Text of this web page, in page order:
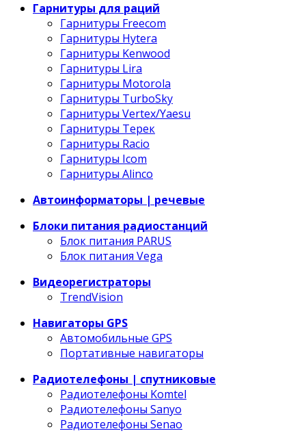
Гарнитуры для раций
Гарнитуры Freecom
Гарнитуры Hytera
Гарнитуры Kenwood
Гарнитуры Lira
Гарнитуры Motorola
Гарнитуры TurboSky
Гарнитуры Vertex/Yaesu
Гарнитуры Терек
Гарнитуры Racio
Гарнитуры Icom
Гарнитуры Alinco
Автоинформаторы | речевые
Блоки питания радиостанций
Блок питания PARUS
Блок питания Vega
Видеорегистраторы
TrendVision
Навигаторы GPS
Автомобильные GPS
Портативные навигаторы
Радиотелефоны | спутниковые
Радиотелефоны Komtel
Радиотелефоны Sanyo
Радиотелефоны Senao